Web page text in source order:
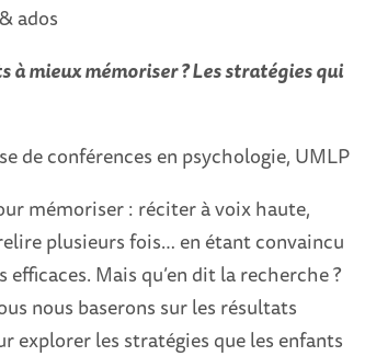
ados
à mieux mémoriser ? Les stratégies qui
de conférences en psychologie, UMLP
mémoriser : réciter à voix haute,
plusieurs fois… en étant convaincu
Mais qu’en dit la recherche ?
nous baserons sur les résultats
explorer les stratégies que les enfants